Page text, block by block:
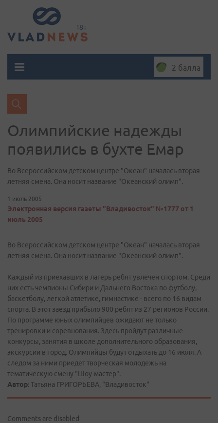
2 балла
Олимпийские надежды
появились в бухте Емар
Во Всероссийском детском центре "Океан" началась вторая
летняя смена. Она носит название "Океанский олимп".
1 июль 2005
Электронная версия газеты "Владивосток" №1777 от 1
июль 2005
Во Всероссийском детском центре "Океан" началась вторая
летняя смена. Она носит название "Океанский олимп".
Каждый из приехавших в лагерь ребят увлечен спортом. Среди
них есть чемпионы Сибири и Дальнего Востока по футболу,
баскетболу, легкой атлетике, гимнастике - всего по 16 видам
спорта. В этот заезд прибыло 900 ребят из 27 регионов России.
По программе юных олимпийцев ожидают не только
тренировки и соревнования. Здесь пройдут различные
конкурсы, занятия в школе дополнительного образования,
экскурсии в город. Олимпийцы будут отдыхать до 16 июля. А
следом за ними приедет творческая молодежь на
тематическую смену "Шоу-мастер".
Автор:Татьяна ГРИГОРЬЕВА, "Владивосток"
Comments are disabled